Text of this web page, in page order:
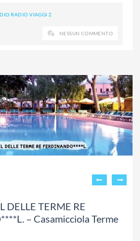
RADIO VIAGGI 2
NESSUN COMMENTO
DELLE TERME RE
– Casamicciola Terme